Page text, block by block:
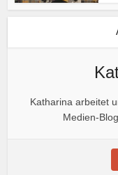
Katharina arbeitet
Medien-